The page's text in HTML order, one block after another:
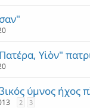
Υἱὸν"
ύμνος ήχος
2 3